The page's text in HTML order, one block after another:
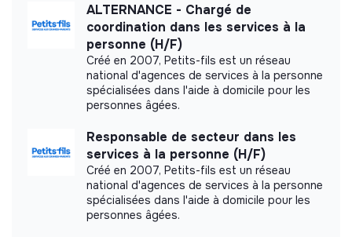
labels or certifications that it was able to obtain.
Documents
ALTERNANCE - Chargé de
coordination dans les services à la
personne (H/F)
Créé en 2007, Petits-fils est un réseau
national d'agences de services à la personne
spécialisées dans l'aide à domicile pour les
personnes âgées.
Responsable de secteur dans les
services à la personne (H/F)
Créé en 2007, Petits-fils est un réseau
national d'agences de services à la personne
spécialisées dans l'aide à domicile pour les
personnes âgées.